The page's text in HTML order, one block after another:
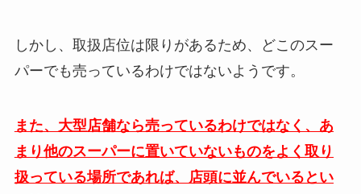
しかし、取扱店位は限りがあるため、どこのスー
パーでも売っているわけではないようです。
また、大型店舗なら売っているわけではなく、あ
まり他のスーパーに置いていないものをよく取り
扱っている場所であれば、店頭に並んでいるとい